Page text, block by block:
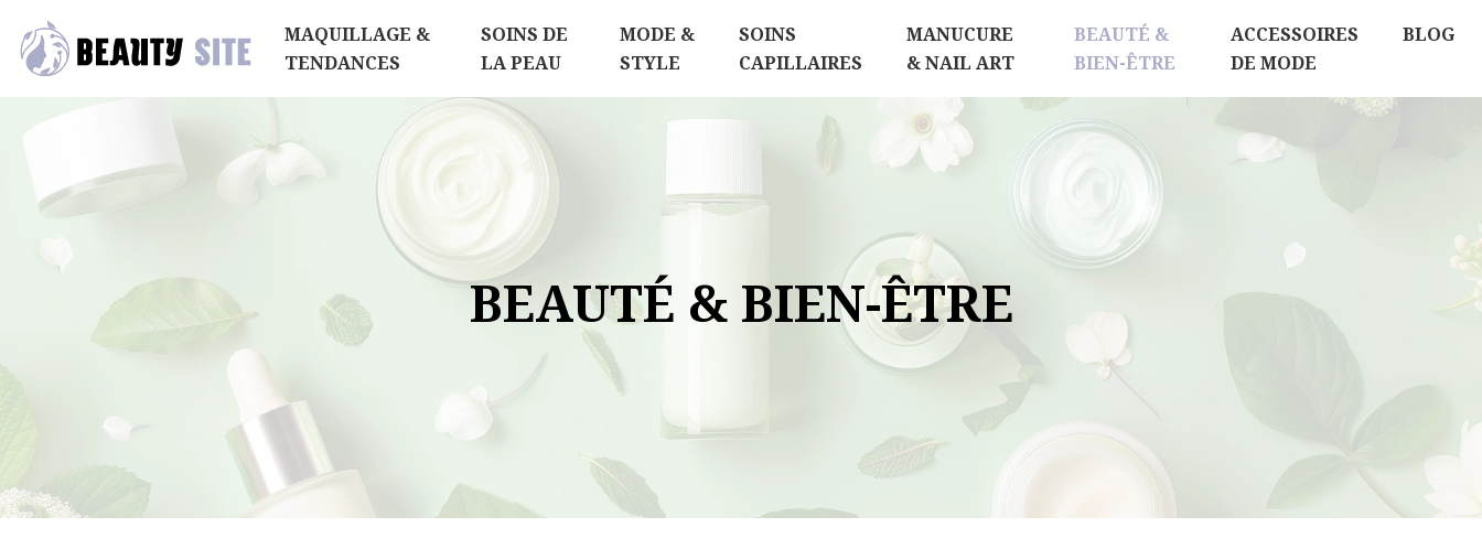
MAQUILLAGE &
TENDANCES
SOINS DE
LA PEAU
MODE &
STYLE
SOINS
CAPILLAIRES
MANUCURE
& NAIL ART
BEAUTÉ &
BIEN-ÊTRE
ACCESSOIRES
DE MODE
BLOG
BEAUTÉ & BIEN-ÊTRE